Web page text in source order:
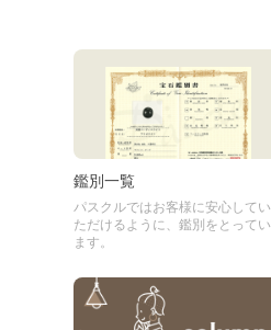
鑑別一覧
パスクルではお客様に安心してい
ただけるように、鑑別をとってい
ます。